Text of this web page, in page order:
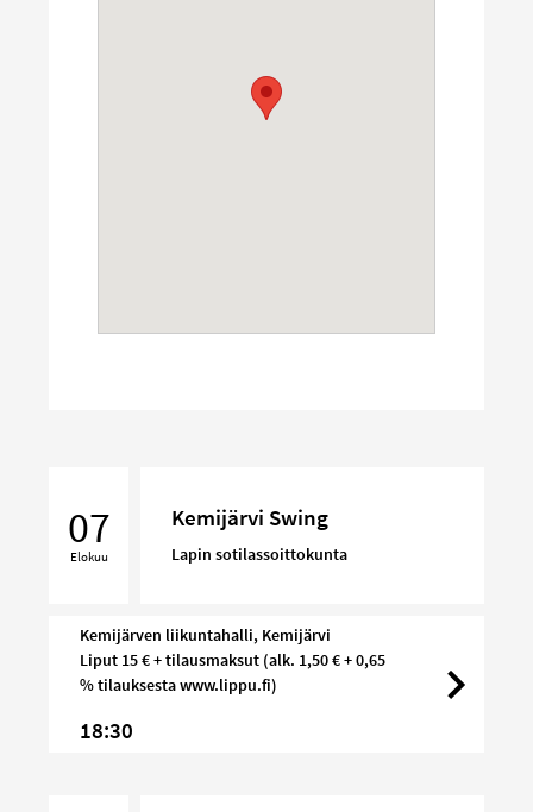
Swing
07
Elokuu
Kemijärvi Swing
Lapin sotilassoittokunta
Kemijärven liikuntahalli, Kemijärvi
Liput 15 € + tilausmaksut (alk. 1,50 € + 0,65
% tilauksesta www.lippu.fi)
18:30